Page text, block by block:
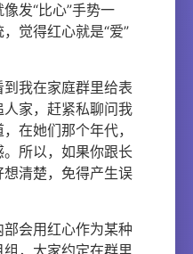
发“比心”手势一
觉得红心就是“爱”
我在家庭群里给表
家，赶紧私聊问我
在她们那个年代，
所以，如果你跟长
清楚，免得产生误
会用红心作为某种
，大家约定在群里